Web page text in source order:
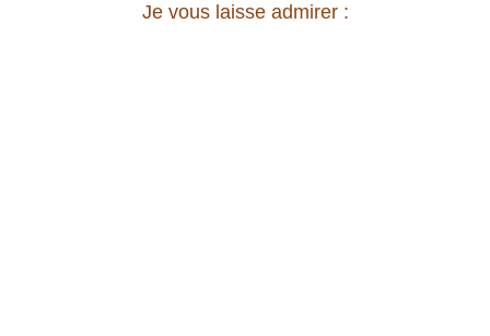
Je vous laisse admirer :